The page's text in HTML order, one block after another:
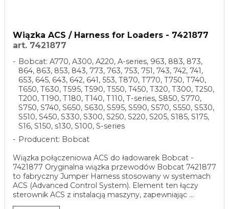
Wiązka ACS / Harness for Loaders - 7421877
art. 7421877
Bobcat: A770, A300, A220, A-series, 963, 883, 873,
864, 863, 853, 843, 773, 763, 753, 751, 743, 742, 741,
653, 645, 643, 642, 641, 553, T870, T770, T750, T740,
T650, T630, T595, T590, T550, T450, T320, T300, T250,
T200, T190, T180, T140, T110, T-series, S850, S770,
S750, S740, S650, S630, S595, S590, S570, S550, S530,
S510, S450, S330, S300, S250, S220, S205, S185, S175,
S16, S150, s130, S100, S-series
Producent: Bobcat
Wiązka połączeniowa ACS do ładowarek Bobcat -
7421877 Oryginalna wiązka przewodów Bobcat 7421877
to fabryczny Jumper Harness stosowany w systemach
ACS (Advanced Control System). Element ten łączy
sterownik ACS z instalacją maszyny, zapewniając ...